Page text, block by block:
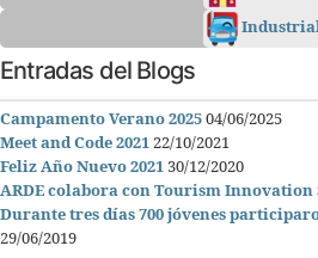
Entradas del Blogs
Campamento Verano 202504/06/2025
Meet and Code 202122/10/2021
Feliz Año Nuevo 202130/12/2020
ARDE colabora con Tourism Innovation
Durante tres días 700 jóvenes
29/06/2019